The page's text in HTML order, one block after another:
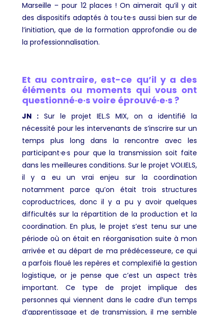
Marseille – pour 12 places ! On aimerait qu’il y ait
des dispositifs adaptés à tou·te·s aussi bien sur de
l’initiation, que de la formation approfondie ou de
la professionnalisation.
Et au contraire, est-ce qu’il y a des
éléments ou moments qui vous ont
questionné·e·s voire éprouvé·e·s ?
JN : Sur le projet IEL.S MIX, on a identifié la
nécessité pour les intervenants de s’inscrire sur un
temps plus long dans la rencontre avec les
participant·e·s pour que la transmission soit faite
dans les meilleures conditions. Sur le projet VOI.IELS,
il y a eu un vrai enjeu sur la coordination
notamment parce qu’on était trois structures
coproductrices, donc il y a pu y avoir quelques
difficultés sur la répartition de la production et la
coordination. En plus, le projet s’est tenu sur une
période où on était en réorganisation suite à mon
arrivée et au départ de ma prédécesseure, ce qui
a parfois floué les repères et complexifié la gestion
logistique, or je pense que c’est un aspect très
important. Ce type de projet implique des
personnes qui viennent dans le cadre d’un temps
d’apprentissage et de transmission, il me semble